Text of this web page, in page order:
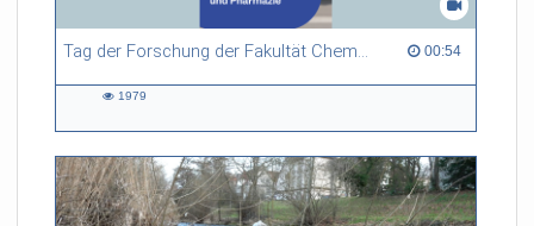
Tag der Forschung der Fakultät Chemie und Pharmazie 00:54
00:54 duration
1979